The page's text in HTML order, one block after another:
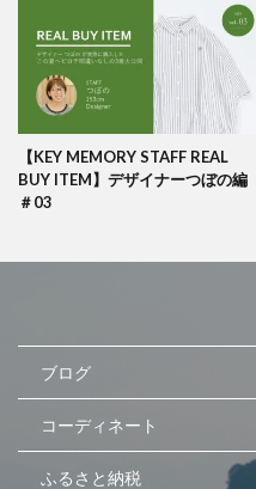
【KEY MEMORY STAFF REAL
BUY ITEM】デザイナーつぼの編
＃03
ブログ
コーディネート
ふるさと納税